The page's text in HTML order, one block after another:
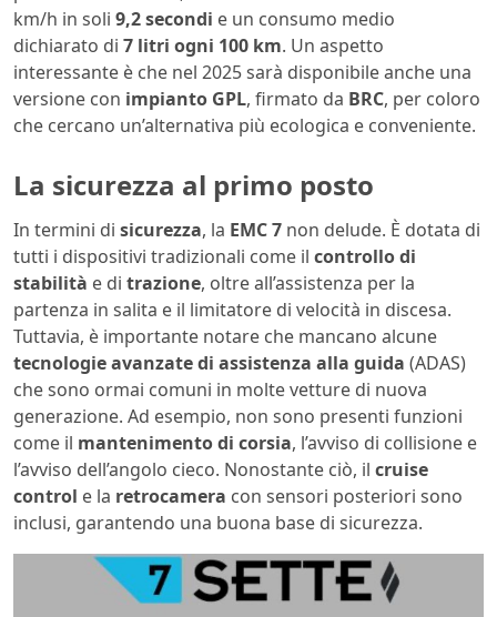
km/h in soli 9,2 secondi e un consumo medio
dichiarato di 7 litri ogni 100 km. Un aspetto
interessante è che nel 2025 sarà disponibile anche una
versione con impianto GPL, firmato da BRC, per coloro
che cercano un’alternativa più ecologica e conveniente.
La sicurezza al primo posto
In termini di sicurezza, la EMC 7 non delude. È dotata di
tutti i dispositivi tradizionali come il controllo di
stabilità e di trazione, oltre all’assistenza per la
partenza in salita e il limitatore di velocità in discesa.
Tuttavia, è importante notare che mancano alcune
tecnologie avanzate di assistenza alla guida (ADAS)
che sono ormai comuni in molte vetture di nuova
generazione. Ad esempio, non sono presenti funzioni
come il mantenimento di corsia, l’avviso di collisione e
l’avviso dell’angolo cieco. Nonostante ciò, il cruise
control e la retrocamera con sensori posteriori sono
inclusi, garantendo una buona base di sicurezza.